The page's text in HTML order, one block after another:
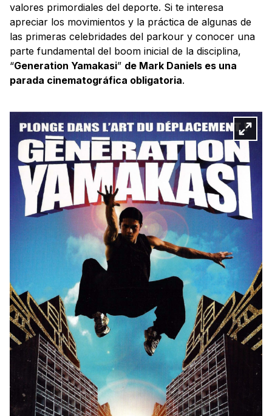
valores primordiales del deporte. Si te interesa
apreciar los movimientos y la práctica de algunas de
las primeras celebridades del parkour y conocer una
parte fundamental del boom inicial de la disciplina,
“Generation Yamakasi” de Mark Daniels es una
parada cinematográfica obligatoria.